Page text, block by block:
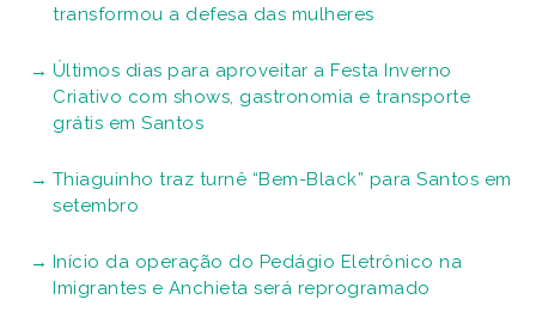
transformou a defesa das mulheres
Últimos dias para aproveitar a Festa Inverno
Criativo com shows, gastronomia e transporte
grátis em Santos
Thiaguinho traz turnê “Bem-Black” para Santos em
setembro
Início da operação do Pedágio Eletrônico na
Imigrantes e Anchieta será reprogramado